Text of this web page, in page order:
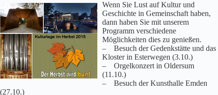
Wenn Sie Lust auf Kultur und
Geschichte in Gemeinschaft haben,
dann haben Sie mit unserem
Programm verschiedene
Möglichkeiten dies zu genießen.
– Besuch der Gedenkstätte und das
Kloster in Esterwegen (3.10.)
– Orgelkonzert in Oldersum
(11.10.)
– Besuch der Kunsthalle Emden
(27.10.)